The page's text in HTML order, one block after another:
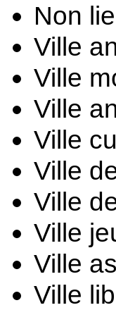
Non
Ville
Ville
Ville
Ville
Ville
Ville
Ville
Ville
Ville